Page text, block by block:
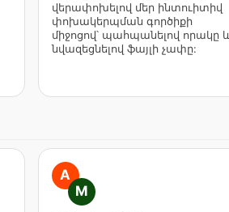
վերափոխելով մեր ինտուիտիվ
փոխակերպման գործիքի
միջոցով՝ պահպանելով որակը և
նվազեցնելով ֆայլի չափը:
A
M